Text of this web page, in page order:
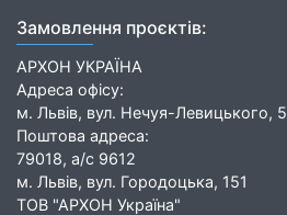
Замовлення проєктів:
АРХОН УКРАЇНА
Адреса офісу:
м. Львів, вул. Нечуя-Левицького, 5
Поштова адреса:
79018, а/с 9612
м. Львів, вул. Городоцька, 151
ТОВ "АРХОН Україна"